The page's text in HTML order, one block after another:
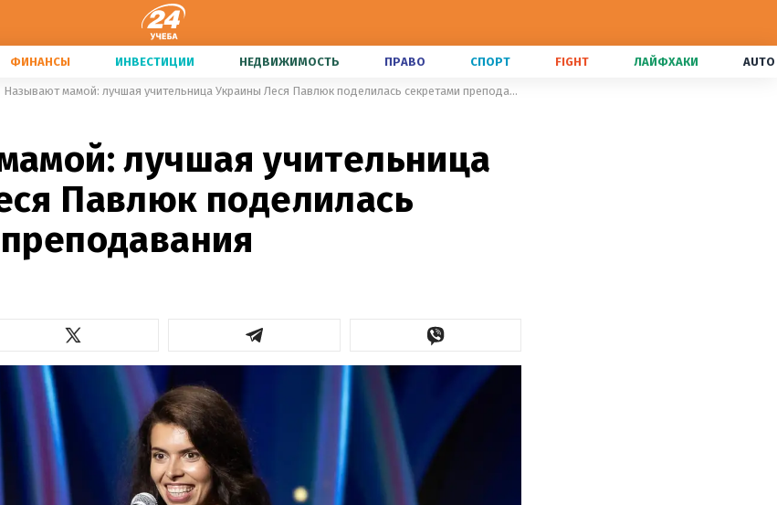
ФИНАНСЫ ИНВЕСТИЦИИ НЕДВИЖИМОСТЬ ПРАВО СПОРТ FIGHT ЛАЙФХАКИ AUTO
Называют мамой: лучшая учительница Украины Леся Павлюк поделилась секретами преподавания
лучшая учительница
Павлюк поделилась